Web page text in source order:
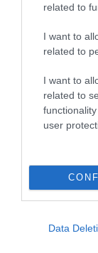
related to
I want to
related to
I want to
related to
user
Data
«Οι
τα ζώα που
Αττικής